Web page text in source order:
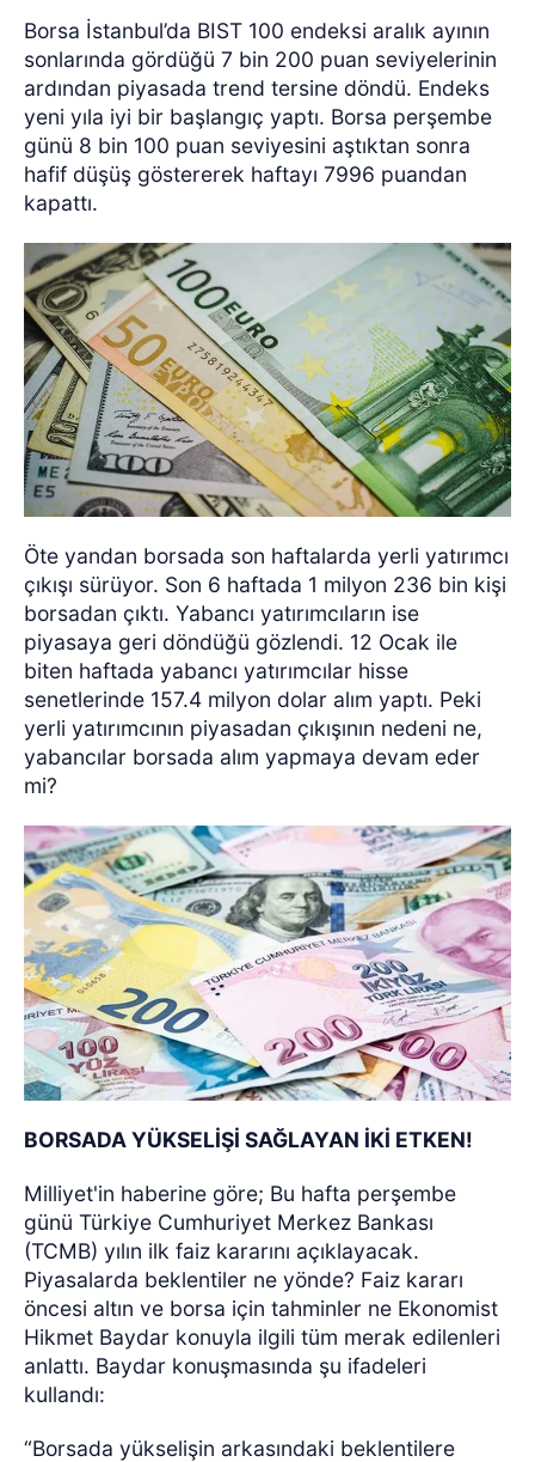
Borsa İstanbul’da BIST 100 endeksi aralık ayının
sonlarında gördüğü 7 bin 200 puan seviyelerinin
ardından piyasada trend tersine döndü. Endeks
yeni yıla iyi bir başlangıç yaptı. Borsa perşembe
günü 8 bin 100 puan seviyesini aştıktan sonra
hafif düşüş göstererek haftayı 7996 puandan
kapattı.
Öte yandan borsada son haftalarda yerli yatırımcı
çıkışı sürüyor. Son 6 haftada 1 milyon 236 bin kişi
borsadan çıktı. Yabancı yatırımcıların ise
piyasaya geri döndüğü gözlendi. 12 Ocak ile
biten haftada yabancı yatırımcılar hisse
senetlerinde 157.4 milyon dolar alım yaptı. Peki
yerli yatırımcının piyasadan çıkışının nedeni ne,
yabancılar borsada alım yapmaya devam eder
mi?
BORSADA YÜKSELİŞİ SAĞLAYAN İKİ ETKEN!
Milliyet'in haberine göre; Bu hafta perşembe
günü Türkiye Cumhuriyet Merkez Bankası
(TCMB) yılın ilk faiz kararını açıklayacak.
Piyasalarda beklentiler ne yönde? Faiz kararı
öncesi altın ve borsa için tahminler ne Ekonomist
Hikmet Baydar konuyla ilgili tüm merak edilenleri
anlattı. Baydar konuşmasında şu ifadeleri
kullandı:
“Borsada yükselişin arkasındaki beklentilere